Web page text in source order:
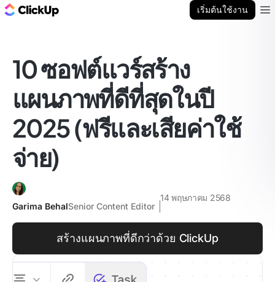
เริ่มต้นใช้งาน
10 ซอฟต์แวร์สร้าง
แผนภาพที่ดีที่สุดในปี
2025 (ฟรีและเสียค่าใช้
จ่าย)
Garima BehalSenior Content Editor
14 พฤษภาคม 2568
สร้างแผนภาพที่ดีกว่าด้วย ClickUp